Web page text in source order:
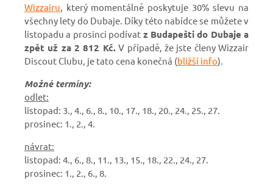
Wizzairu, který momentálně poskytuje 30% slevu na
všechny lety do Dubaje. Díky této nabídce se můžete v
listopadu a prosinci podívat z Budapešti do Dubaje a
zpět už za 2 812 Kč.V případě, že jste členy Wizzair
Discout Clubu, je tato cena konečná (bližší info).
Možné termíny:
odlet:
listopad: 3., 4., 6., 8., 10., 17., 18., 20., 24., 25., 27.
prosinec: 1., 2., 4.
návrat:
listopad: 4., 6., 8., 11., 13., 15., 18., 22., 24., 27.
prosinec: 1., 2., 6., 8.